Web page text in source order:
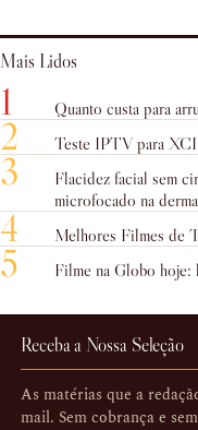
Mais Lidos
1 Quanto custa para
2 Teste IPTV para
3
Flacidez facial sem
microfocado na
4 Melhores Filmes de
5 Filme na Globo hoje:
Receba a Nossa Seleção
As matérias que a
mail. Sem cobrança e